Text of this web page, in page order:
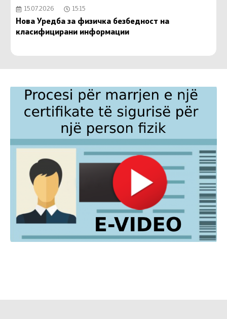
15.07.2026 15:15
Нова Уредба за физичка безбедност на
класифицирани информации